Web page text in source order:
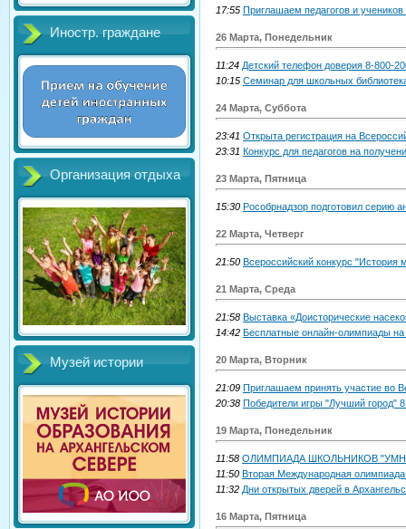
Иностр. граждане
Организация отдыха
Музей истории
17:55 Приглашаем педагогов и учеников
26 Марта, Понедельник
11:24 Детский телефон доверия 8-800-
10:15 Семинар для школьных
24 Марта, Суббота
23:41 Открыта регистрация на
23:31 Конкурс для педагогов на
23 Марта, Пятница
15:30 Рособрнадзор подготовил серию
22 Марта, Четверг
21:50 Всероссийский конкурс "История
21 Марта, Среда
21:58 Выставка «Доисторические
14:42 Бесплатные онлайн-олимпиады
20 Марта, Вторник
21:09 Приглашаем принять участие во
20:38 Победители игры "Лучший город"
19 Марта, Понедельник
11:58 ОЛИМПИАДА ШКОЛЬНИКОВ
11:50 Вторая Международная
11:32 Дни открытых дверей в
16 Марта, Пятница